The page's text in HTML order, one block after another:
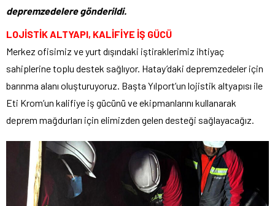
depremzedelere gönderildi.
LOJİSTİK ALTYAPI, KALİFİYE İŞ GÜCÜ
Merkez ofisimiz ve yurt dışındaki iştiraklerimiz ihtiyaç
sahiplerine toplu destek sağlıyor. Hatay’daki depremzedeler için
barınma alanı oluşturuyoruz. Başta Yılport’un lojistik altyapısı ile
Eti Krom’un kalifiye iş gücünü ve ekipmanlarını kullanarak
deprem mağdurları için elimizden gelen desteği sağlayacağız.